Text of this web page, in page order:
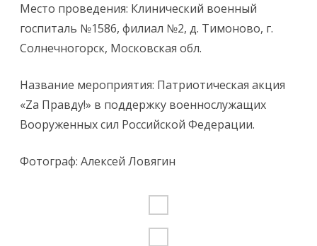
Место проведения: Клинический военный
госпиталь №1586, филиал №2, д. Тимоново, г.
Солнечногорск, Московская обл.
Название мероприятия: Патриотическая акция
«Za Правду!» в поддержку военнослужащих
Вооруженных сил Российской Федерации.
Фотограф: Алексей Ловягин